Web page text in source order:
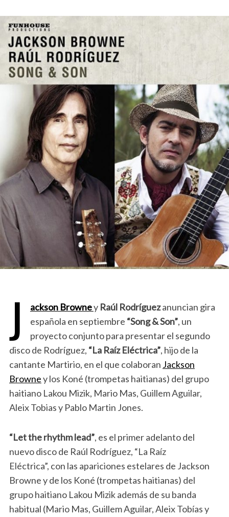
J ackson BrowneyRaúl Rodríguezanuncian gira
española en septiembre “Song & Son”, un
proyecto conjunto para presentar el segundo
disco de Rodríguez, “La Raíz Eléctrica”, hijo de la
cantante Martirio, en el que colaboran Jackson
Browney los Koné (trompetas haitianas) del grupo
haitiano Lakou Mizik, Mario Mas, Guillem Aguilar,
Aleix Tobias y Pablo Martin Jones.
“Let the rhythm lead”, es el primer adelanto del
nuevo disco de Raúl Rodríguez, “La Raíz
Eléctrica”, con las apariciones estelares de Jackson
Browne y de los Koné (trompetas haitianas) del
grupo haitiano Lakou Mizik además de su banda
habitual (Mario Mas, Guillem Aguilar, Aleix Tobías y